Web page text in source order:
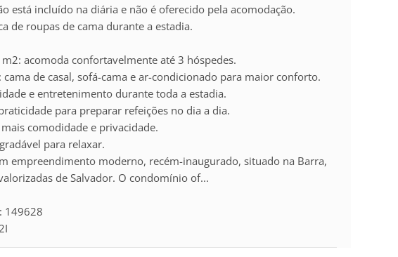
está incluído na diária e não é oferecido pela acomodação.
de roupas de cama durante a estadia.
acomoda confortavelmente até 3 hóspedes.
de casal, sofá-cama e ar-condicionado para maior conforto.
e entretenimento durante toda a estadia.
para preparar refeições no dia a dia.
comodidade e privacidade.
para relaxar.
empreendimento moderno, recém-inaugurado, situado na Barra,
de Salvador. O condomínio of...
149628